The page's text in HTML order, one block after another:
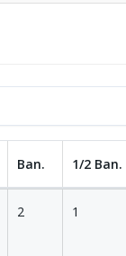
Ban. 1/2 Ban.
2 1